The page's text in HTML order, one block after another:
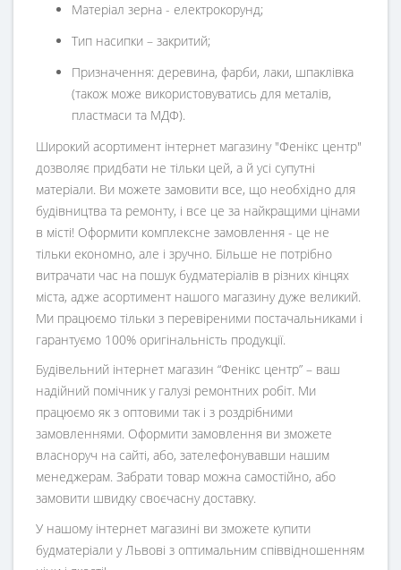
Матеріал зерна - електрокорунд;
Тип насипки – закритий;
Призначення: деревина, фарби, лаки, шпаклівка
(також може використовуватись для металів,
пластмаси та МДФ).
Широкий асортимент інтернет магазину "Фенікс центр"
дозволяє придбати не тільки цей, а й усі супутні
матеріали. Ви можете замовити все, що необхідно для
будівництва та ремонту, і все це за найкращими цінами
в місті! Оформити комплексне замовлення - це не
тільки економно, але і зручно. Більше не потрібно
витрачати час на пошук будматеріалів в різних кінцях
міста, адже асортимент нашого магазину дуже великий.
Ми працюємо тільки з перевіреними постачальниками і
гарантуємо 100% оригінальність продукції.
Будівельний інтернет магазин “Фенікс центр” – ваш
надійний помічник у галузі ремонтних робіт. Ми
працюємо як з оптовими так і з роздрібними
замовленнями. Оформити замовлення ви зможете
власноруч на сайті, або, зателефонувавши нашим
менеджерам. Забрати товар можна самостійно, або
замовити швидку своєчасну доставку.
У нашому інтернет магазині ви зможете купити
будматеріали у Львові з оптимальним співвідношенням